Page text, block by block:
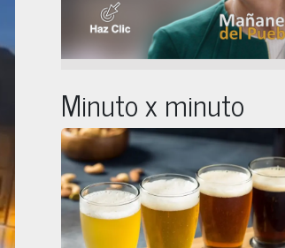
Minuto x minuto